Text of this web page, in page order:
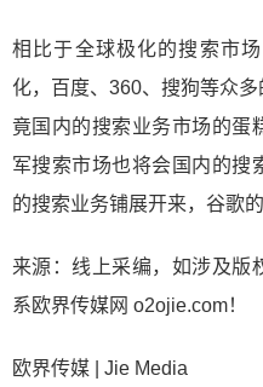
相比于全球极化的搜索市
化，百度、360、搜狗等众
竟国内的搜索业务市场的蛋
军搜索市场也将会国内的搜
的搜索业务铺展开来，谷歌
来源：线上采编，如涉及版
系欧界传媒网 o2ojie.com！
欧界传媒 | Jie Media